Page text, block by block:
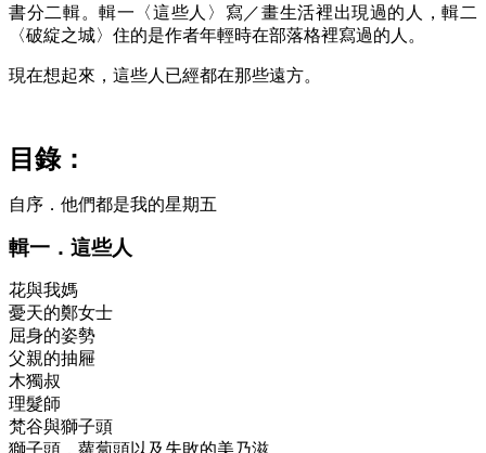
書分二輯。輯一〈這些人〉寫／畫生活裡出現過的人，輯二
〈破綻之城〉住的是作者年輕時在部落格裡寫過的人。
現在想起來，這些人已經都在那些遠方。
目錄：
自序．他們都是我的星期五
輯一．這些人
花與我媽
憂天的鄭女士
屈身的姿勢
父親的抽屜
木獨叔
理髮師
梵谷與獅子頭
獅子頭，蘿蔔頭以及失敗的美乃滋